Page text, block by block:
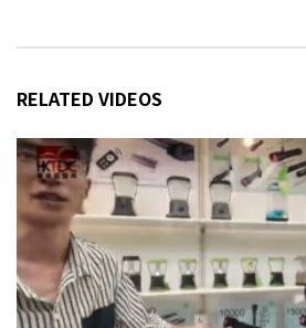
RELATED VIDEOS